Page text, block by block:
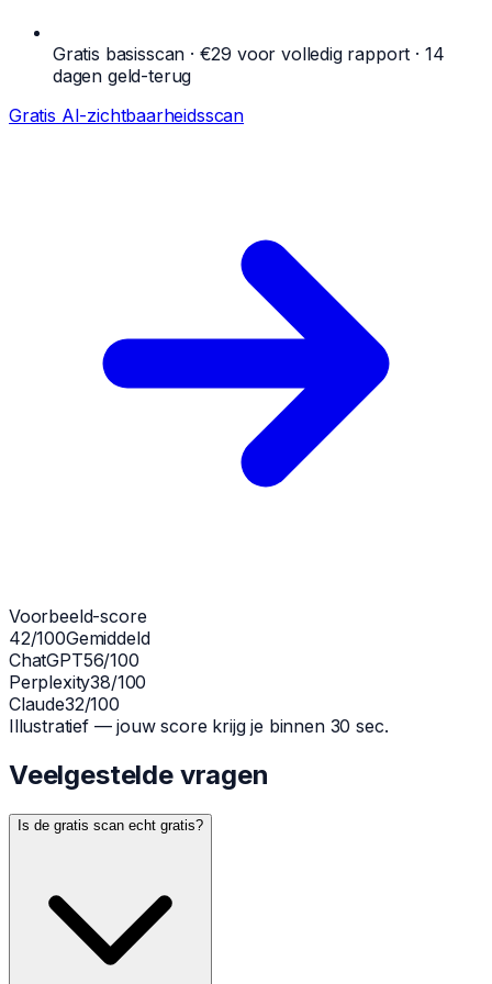
Gratis basisscan · €29 voor volledig rapport · 14
dagen geld-terug
Gratis AI-zichtbaarheidsscan
Voorbeeld-score
42/100Gemiddeld
ChatGPT56/100
Perplexity38/100
Claude32/100
Illustratief — jouw score krijg je binnen 30 sec.
Veelgestelde vragen
Is de gratis scan echt gratis?